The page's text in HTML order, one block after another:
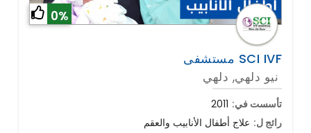
0%
مستشفى SCI IVF
نيو دلهي, دلهي
تأسست في: 2011
رائج ل: علاج أطفال الأنابيب والعقم